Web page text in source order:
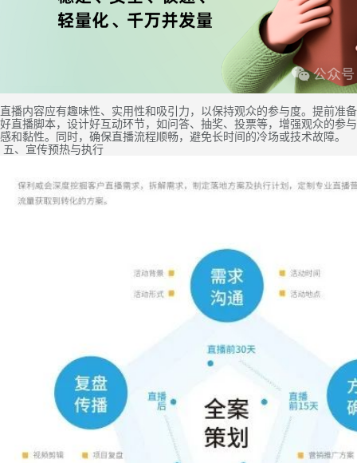
直播内容应有趣味性、实用性和吸引力，以保持观众的参与度。提前准备
好直播脚本，设计好互动环节，如问答、抽奖、投票等，增强观众的参与
感和黏性。同时，确保直播流程顺畅，避免长时间的冷场或技术故障。
五、宣传预热与执行